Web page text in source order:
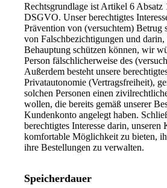
Rechtsgrundlage ist Artikel 6 Absatz
DSGVO. Unser berechtigtes
Prävention von (versuchtem) Betrug
von Falschbezichtigungen und darin,
Behauptung schützen können, wir
Person fälschlicherweise des
Außerdem besteht unsere
Privatautonomie (Vertragsfreiheit),
solchen Personen einen
wollen, die bereits gemäß unserer
Kundenkonto angelegt haben.
berechtigtes Interesse darin, unseren
komfortable Möglichkeit zu bieten,
ihre Bestellungen zu verwalten.
Speicherdauer